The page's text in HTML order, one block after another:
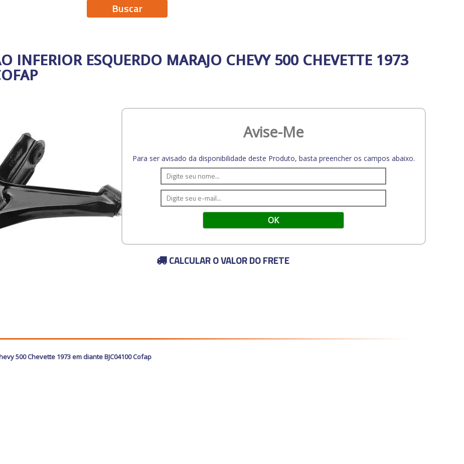
Buscar
INFERIOR ESQUERDO MARAJO CHEVY 500 CHEVETTE 1973
Avise-Me
Para ser avisado da disponibilidade deste Produto, basta preencher os campos abaixo.
CALCULAR O VALOR DO FRETE
500 Chevette 1973 em diante BJC04100 Cofap